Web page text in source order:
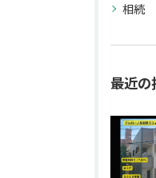
相続
最近の